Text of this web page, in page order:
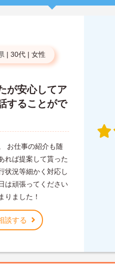
| 30代 | 女性
が安心してア
することがで
お仕事の紹介も随
れば提案して貰った
状況等細かく対応し
は頑張ってください
りました！
談する